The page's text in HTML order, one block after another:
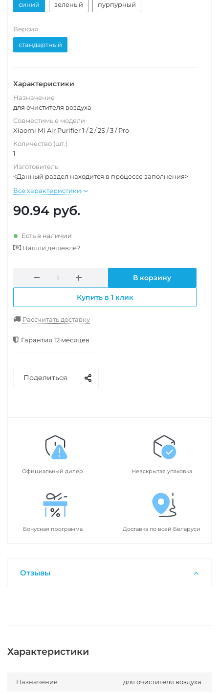
синий
зеленый пурпурный
Версия
стандартный
Характеристики
Назначение
для очистителя воздуха
Совместимые модели
Xiaomi Mi Air Purifier 1 / 2 / 2S / 3 / Pro
Количество (шт.)
1
Изготовитель
<Данный раздел находится в процессе заполнения>
Все характеристики
90.94 руб.
Есть в наличии
Нашли дешевле?
В корзину
Купить в 1 клик
Рассчитать доставку
Гарантия 12 месяцев
Поделиться
Официальный дилер Невскрытая упаковка
Бонусная программа Доставка по всей Беларуси
Отзывы
Характеристики
Назначение для очистителя воздуха